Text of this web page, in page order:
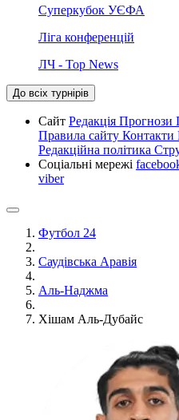
Суперкубок УЄФА
Ліга конференцій
ЛЧ - Top News
До всіх турнірів
Сайт Редакція Прогнози
Правила сайту Контакти
Редакційна політика
Соціальні мережі
viber
Футбол 24
Саудівська Аравія
Аль-Наджма
Хішам Аль-Дубайс